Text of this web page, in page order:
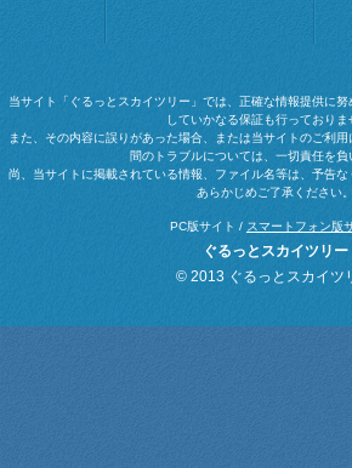
当サイト「ぐるっとスカイツリー」では、正確な情報提供に
していかなる保証も行っておりま
また、その内容に誤りがあった場合、または当サイトのご利
間のトラブルについては、一切責任を負
尚、当サイトに掲載されている情報、ファイル名等は、予告な
あらかじめご了承ください。
PC版サイト / スマートフォン版
ぐるっとスカイツリー
© 2013 ぐるっとスカイツ